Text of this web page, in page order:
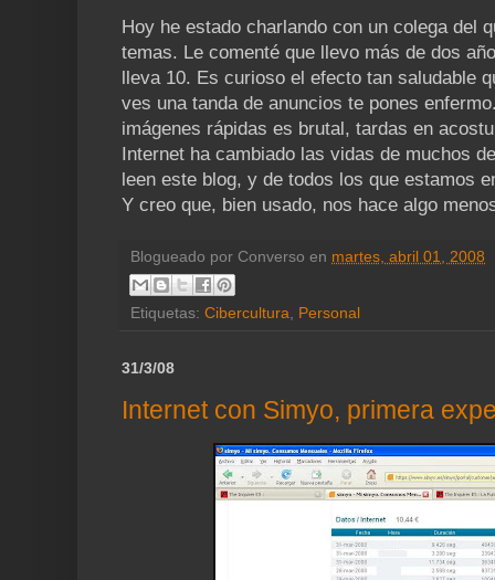
Hoy he estado charlando con un colega del
temas. Le comenté que llevo más de dos
lleva 10. Es curioso el efecto tan saludable
ves una tanda de anuncios te pones
imágenes rápidas es brutal, tardas en
Internet ha cambiado las vidas de muchos
leen este blog, y de todos los que estamos
Y creo que, bien usado, nos hace algo
Blogueado por Converso en martes, abril 01, 2008
Etiquetas: Cibercultura, Personal
31/3/08
Internet con Simyo, primera